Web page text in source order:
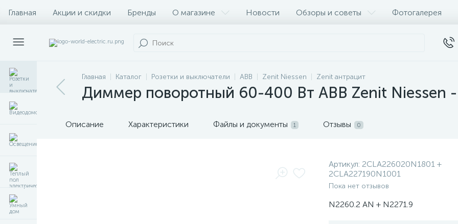
Главная Акции и скидки Бренды О магазине Новости Обзоры и советы Фотогалерея
Главная Каталог Розетки и выключатели ABB Zenit Niessen Zenit антрацит
Диммер поворотный 60-400 Вт ABB Zenit Niessen
Описание Характеристики Файлы и документы 1 Отзывы 0
Артикул: 2CLA226020N1801 +
2CLA227190N1001
Пока нет отзывов
N2260.2 AN + N2271.9